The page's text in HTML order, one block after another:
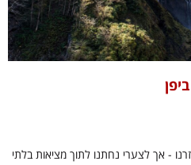
- אך לצערי נחתנו לתוך מציאות בלתי